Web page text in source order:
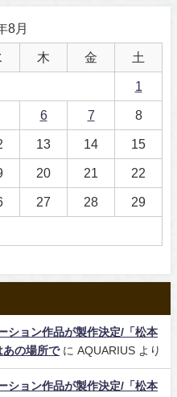
8月
木 金 土
1
6 7 8
13 14 15
20 21 22
27 28 29
ション作品が製作決定/「松本
あの場所でに AQUARIUS より
ション作品が製作決定/「松本